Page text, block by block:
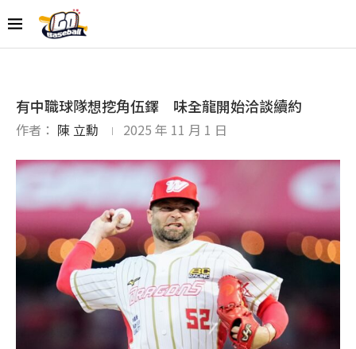
有中職球隊想挖角伍鐸 味全龍開始洽談續約
作者： 陳 立勳 2025 年 11 月 1 日